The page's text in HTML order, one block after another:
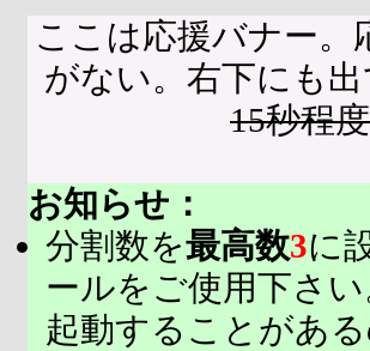
ここは応援バナー
がない。右下にも
15秒程
お知らせ：
分割数を最高数3に
ールをご使用下さ
起動することがあ